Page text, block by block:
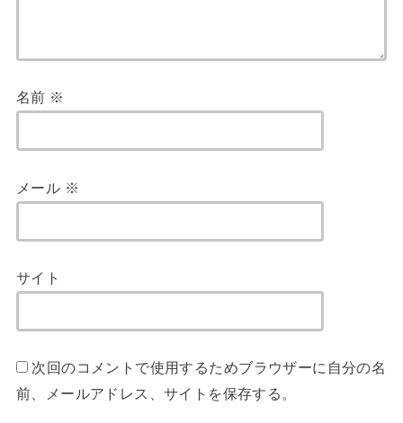
名前 ※
メール ※
サイト
次回のコメントで使用するためブラウザーに自分の名
前、メールアドレス、サイトを保存する。